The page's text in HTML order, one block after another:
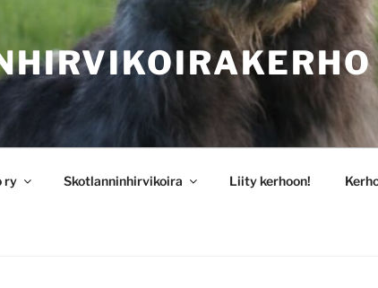
ry Skotlanninhirvikoira Liity kerhoon!